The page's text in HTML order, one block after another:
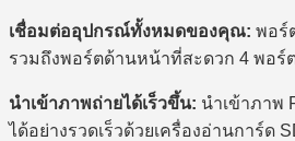
เชื่อมต่ออุปกรณ์ทั้งหมดของคุณ: พอร์
รวมถึงพอร์ตด้านหน้าที่สะดวก 4 พอร์
นำเข้าภาพถ่ายได้เร็วขึ้น: นำเข้าภาพ
ได้อย่างรวดเร็วด้วยเครื่องอ่านการ์ด